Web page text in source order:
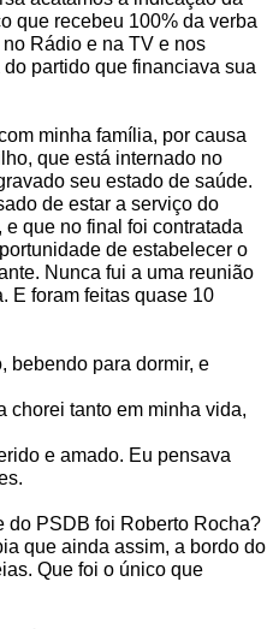
que recebeu 100% da verba
Rádio e na TV e nos
partido que financiava sua
minha família, por causa
que está internado no
seu estado de saúde.
de estar a serviço do
que no final foi contratada
de estabelecer o
Nunca fui a uma reunião
E foram feitas quase 10
bebendo para dormir, e
chorei tanto em minha vida,
e amado. Eu pensava
do PSDB foi Roberto Rocha?
que ainda assim, a bordo do
Que foi o único que